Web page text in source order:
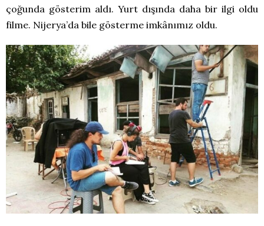
çoğunda gösterim aldı. Yurt dışında daha bir ilgi oldu
filme. Nijerya’da bile gösterme imkânımız oldu.